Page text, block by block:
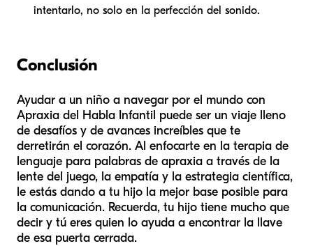
intentarlo, no solo en la perfección del sonido.
Conclusión
Ayudar a un niño a navegar por el mundo con
Apraxia del Habla Infantil puede ser un viaje lleno
de desafíos y de avances increíbles que te
derretirán el corazón. Al enfocarte en la terapia de
lenguaje para palabras de apraxia a través de la
lente del juego, la empatía y la estrategia científica,
le estás dando a tu hijo la mejor base posible para
la comunicación. Recuerda, tu hijo tiene mucho que
decir y tú eres quien lo ayuda a encontrar la llave
de esa puerta cerrada.